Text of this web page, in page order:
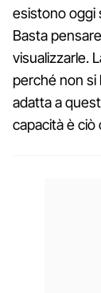
esistono oggi
Basta
visualizzarle.
perché non si
adatta a
capacità è